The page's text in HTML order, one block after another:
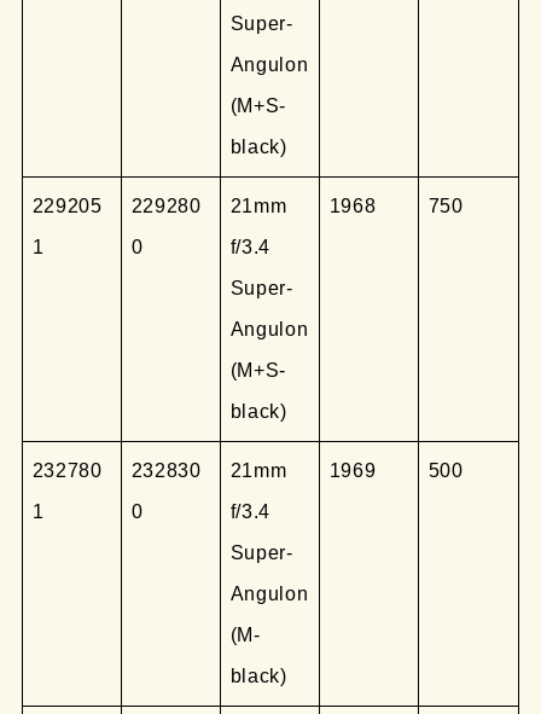
Super-
Angulon
(M+S-
black)
229205
1
229280
0
21mm
f/3.4
Super-
Angulon
(M+S-
black)
1968 750
232780
1
232830
0
21mm
f/3.4
Super-
Angulon
(M-
black)
1969 500